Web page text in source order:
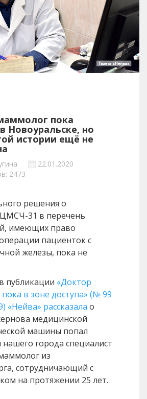
пока
Новоуральске, но
истории ещё не
22.01.2020
2473
решения о
31 в перечень
имеющих право
пациенток с
железы, пока не
публикации «Доктор
в зоне доступа» (№ 99
«Нейва» рассказала о
медицинской
машины попал
нашего города специалист
из
сотрудничающий с
на протяжении 25 лет.